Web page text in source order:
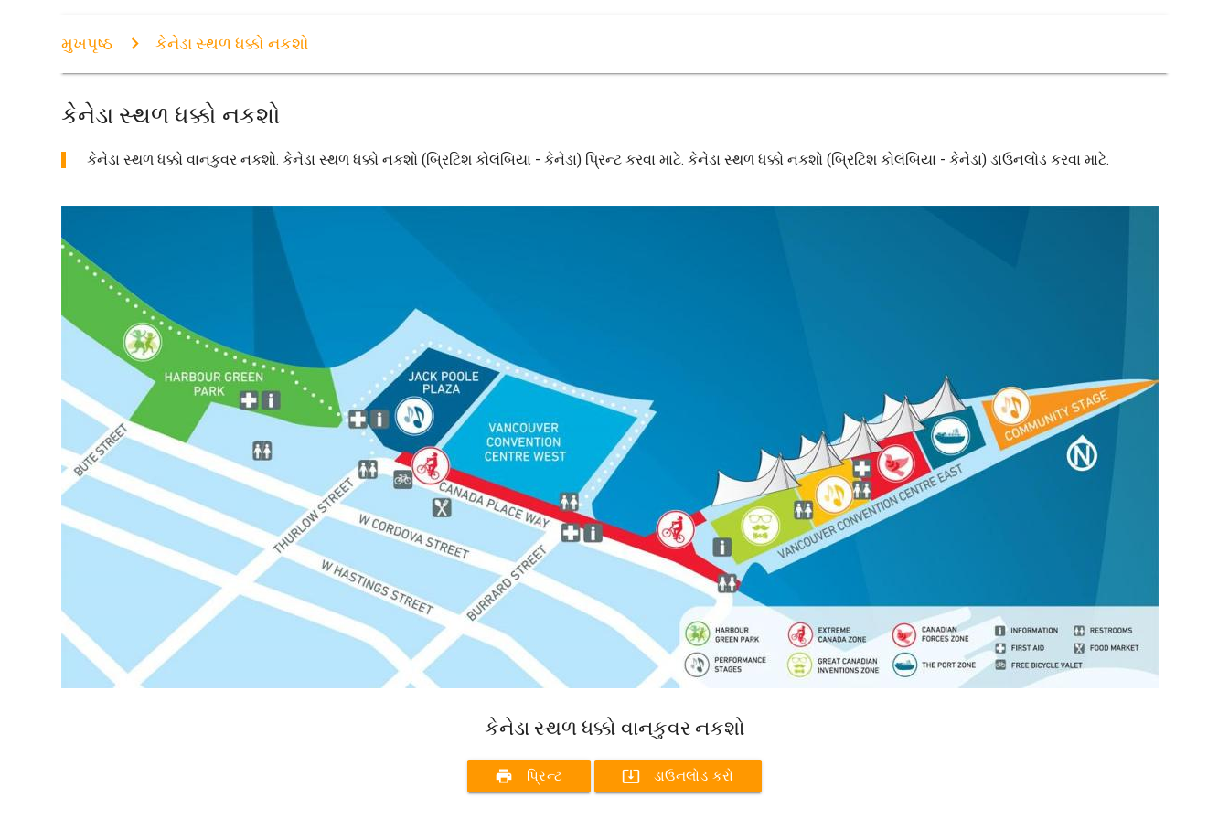
મુખપૃષ્ઠ કેનેડા સ્થળ ધક્કો નકશો
કેનેડા સ્થળ ધક્કો નકશો
કેનેડા સ્થળ ધક્કો વાનકુવર નકશો. કેનેડા સ્થળ ધક્કો નકશો (બ્રિટિશ કોલંબિયા - કેનેડા) પ્રિન્ટ કરવા માટે. કેનેડા સ્થળ ધક્કો નકશો (બ્રિટિશ કોલંબિયા - કેનેડા) ડાઉનલોડ કરવા માટે.
કેનેડા સ્થળ ધક્કો વાનકુવર નકશો
print પ્રિન્ટ system_update_alt ડાઉનલોડ કરો